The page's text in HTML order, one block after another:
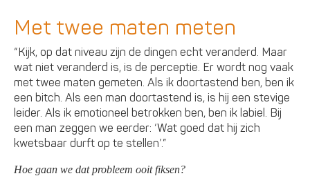
Met twee maten meten
“Kijk, op dat niveau zijn de dingen echt veranderd. Maar
wat niet veranderd is, is de perceptie. Er wordt nog vaak
met twee maten gemeten. Als ik doortastend ben, ben ik
een bitch. Als een man doortastend is, is hij een stevige
leider. Als ik emotioneel betrokken ben, ben ik labiel. Bij
een man zeggen we eerder: ‘Wat goed dat hij zich
kwetsbaar durft op te stellen’.”
Hoe gaan we dat probleem ooit fiksen?